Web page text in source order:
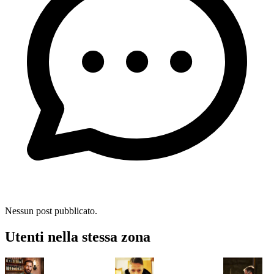
Nessun post pubblicato.
Utenti nella stessa zona